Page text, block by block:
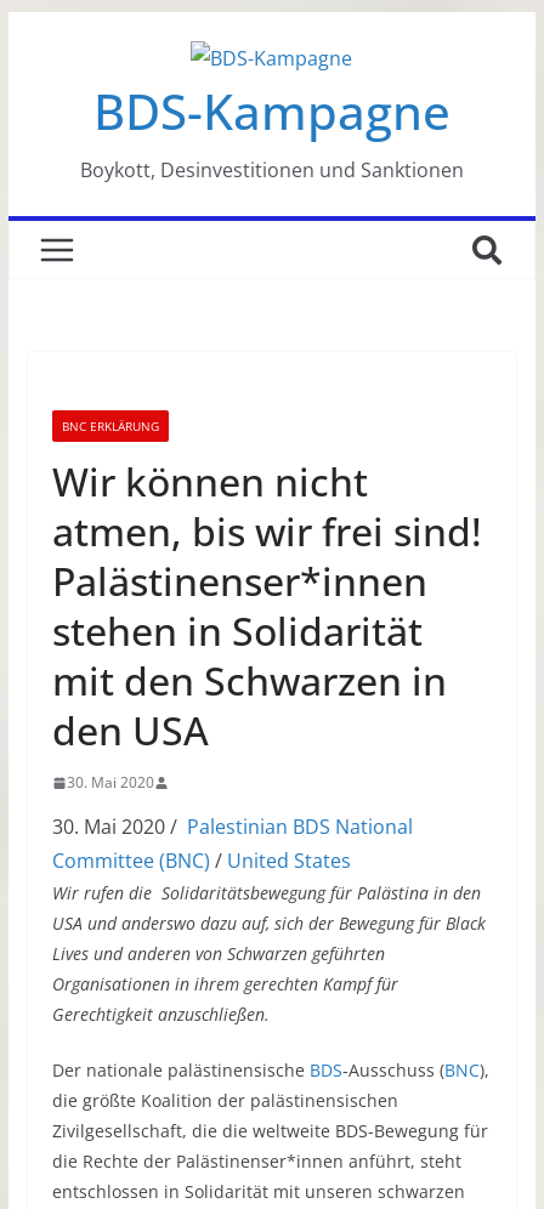
BDS-Kampagne
Boykott, Desinvestitionen und Sanktionen
BNC ERKLÄRUNG
Wir können nicht
atmen, bis wir frei sind!
Palästinenser*innen
stehen in Solidarität
mit den Schwarzen in
den USA
30. Mai 2020
30. Mai 2020/ Palestinian BDS National
Committee (BNC) / United States
Wir rufen die Solidaritätsbewegung für Palästina in den
USA und anderswo dazu auf, sich der Bewegung für Black
Lives und anderen von Schwarzen geführten
Organisationen in ihrem gerechten Kampf für
Gerechtigkeit anzuschließen.
Der nationale palästinensische BDS-Ausschuss (BNC),
die größte Koalition der palästinensischen
Zivilgesellschaft, die die weltweite BDS-Bewegung für
die Rechte der Palästinenser*innen anführt, steht
entschlossen in Solidarität mit unseren schwarzen